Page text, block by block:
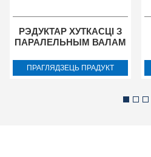
РЭДУКТАР ХУТКАСЦІ З
ПАРАЛЕЛЬНЫМ ВАЛАМ
ПРАГЛЯДЗЕЦЬ ПРАДУКТ